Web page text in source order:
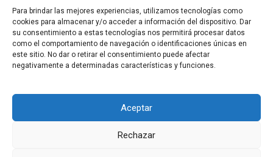
Para brindar las mejores experiencias, utilizamos tecnologías como
cookies para almacenar y/o acceder a información del dispositivo. Dar
su consentimiento a estas tecnologías nos permitirá procesar datos
como el comportamiento de navegación o identificaciones únicas en
este sitio. No dar o retirar el consentimiento puede afectar
negativamente a determinadas características y funciones.
Aceptar
Rechazar
©2024 Puntodis Política de privacidad
Condiciones Generales de Venta